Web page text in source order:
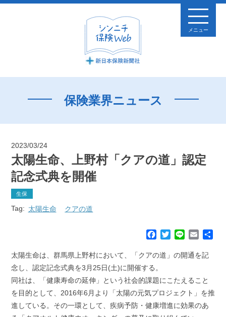
メニュー
保険業界ニュース
2023/03/24
太陽生命、上野村「クアの道」認定
記念式典を開催
生保
Tag: 太陽生命 クアの道
c
o
o
k
T
e
r
n
E
a
太陽生命は、群馬県上野村において、「クアの道」の開通を記
念し、認定記念式典を3月25日(土)に開催する。
同社は、「健康寿命の延伸」という社会的課題にこたえること
を目的として、2016年6月より「太陽の元気プロジェクト」を推
進している。その一環として、疾病予防・健康増進に効果のあ